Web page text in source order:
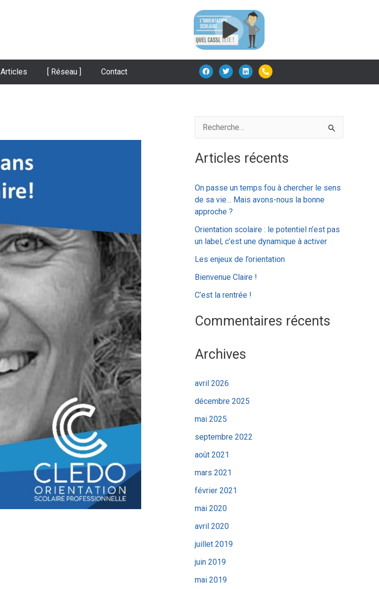
Articles [ Réseau ] Contact
F
a
k
T
w
L
i
n
P
h
l
c
e
r
c
h
e
r
Articles récents
On passe un temps fou à chercher le sens
de sa vie… Mais avons-nous la bonne
approche ?
Orientation scolaire : le potentiel n’est pas
un label, c’est une dynamique à activer
Les enjeux de l’orientation
Bienvenue Claire !
C’est la rentrée !
Commentaires récents
Archives
avril 2026
décembre 2025
mai 2025
septembre 2022
août 2021
mars 2021
février 2021
mai 2020
avril 2020
juillet 2019
juin 2019
mai 2019